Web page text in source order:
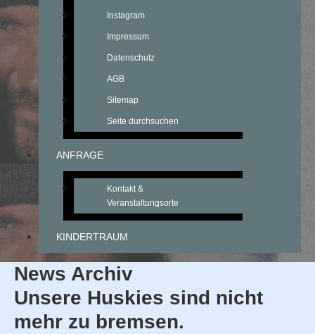
Instagram
Impressum
Datenschutz
AGB
Sitemap
Seite durchsuchen
ANFRAGE
Kontakt &
Veranstaltungsorte
KINDERTRAUM
News Archiv
Unsere Huskies sind nicht
mehr zu bremsen.